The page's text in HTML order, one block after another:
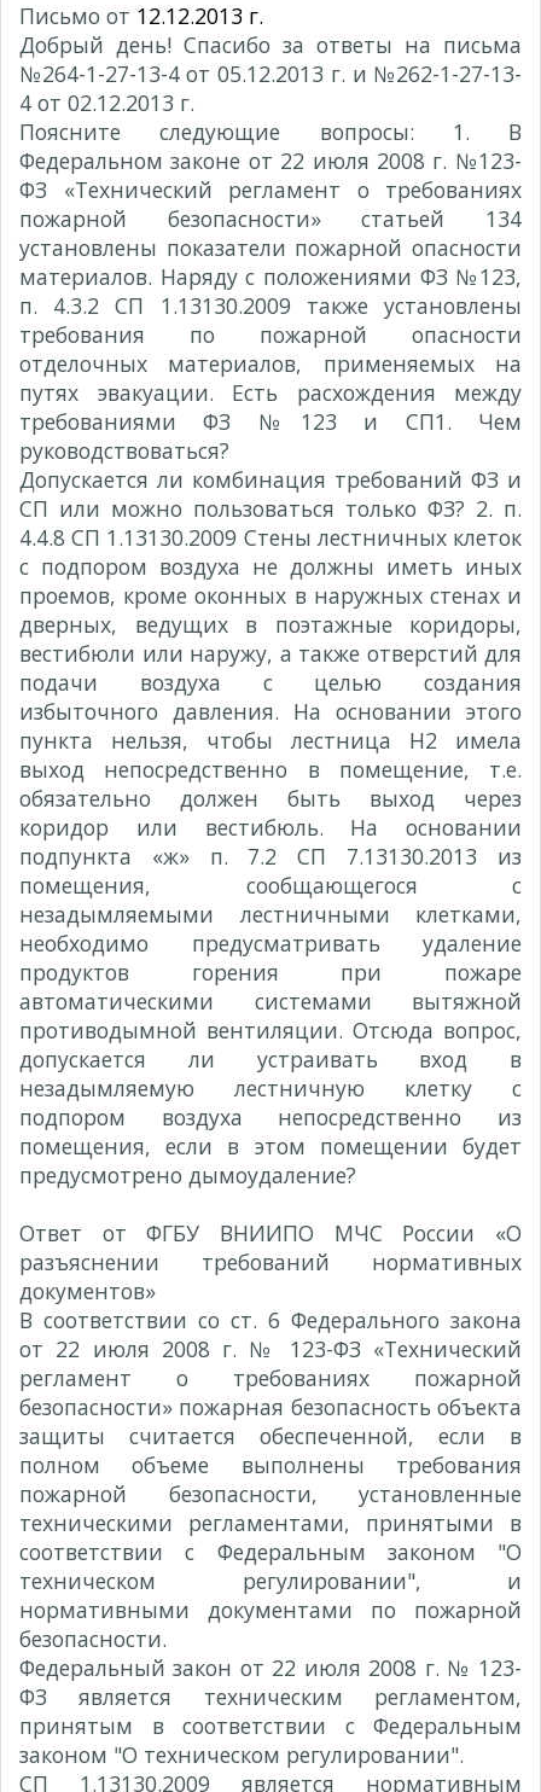
Письмо от 12.12.2013 г.
Добрый день! Спасибо за ответы на письма
№264-1-27-13-4 от 05.12.2013 г. и №262-1-27-13-
4 от 02.12.2013 г.
Поясните следующие вопросы: 1. В
Федеральном законе от 22 июля 2008 г. №123-
ФЗ «Технический регламент о требованиях
пожарной безопасности» статьей 134
установлены показатели пожарной опасности
материалов. Наряду с положениями ФЗ №123,
п. 4.3.2 СП 1.13130.2009 также установлены
требования по пожарной опасности
отделочных материалов, применяемых на
путях эвакуации. Есть расхождения между
требованиями ФЗ №123 и СП1. Чем
руководствоваться?
Допускается ли комбинация требований ФЗ и
СП или можно пользоваться только ФЗ? 2. п.
4.4.8 СП 1.13130.2009 Стены лестничных клеток
с подпором воздуха не должны иметь иных
проемов, кроме оконных в наружных стенах и
дверных, ведущих в поэтажные коридоры,
вестибюли или наружу, а также отверстий для
подачи воздуха с целью создания
избыточного давления. На основании этого
пункта нельзя, чтобы лестница Н2 имела
выход непосредственно в помещение, т.е.
обязательно должен быть выход через
коридор или вестибюль. На основании
подпункта «ж» п. 7.2 СП 7.13130.2013 из
помещения, сообщающегося с
незадымляемыми лестничными клетками,
необходимо предусматривать удаление
продуктов горения при пожаре
автоматическими системами вытяжной
противодымной вентиляции. Отсюда вопрос,
допускается ли устраивать вход в
незадымляемую лестничную клетку с
подпором воздуха непосредственно из
помещения, если в этом помещении будет
предусмотрено дымоудаление?
Ответ от ФГБУ ВНИИПО МЧС России «О
разъяснении требований нормативных
документов»
В соответствии со ст. 6 Федерального закона
от 22 июля 2008 г. № 123-ФЗ «Технический
регламент о требованиях пожарной
безопасности» пожарная безопасность объекта
защиты считается обеспеченной, если в
полном объеме выполнены требования
пожарной безопасности, установленные
техническими регламентами, принятыми в
соответствии с Федеральным законом "О
техническом регулировании", и
нормативными документами по пожарной
безопасности.
Федеральный закон от 22 июля 2008 г. № 123-
ФЗ является техническим регламентом,
принятым в соответствии с Федеральным
законом "О техническом регулировании".
СП 1.13130.2009 является нормативным